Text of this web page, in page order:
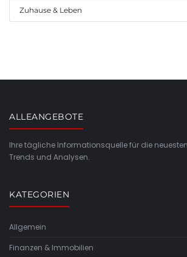
Zuhause & Leben
ALLEANGEBOTE
Ihre tägliche Informationsquelle für die
Trends und Analysen.
KATEGORIEN
Allgemein
Finanzen & Immobilien